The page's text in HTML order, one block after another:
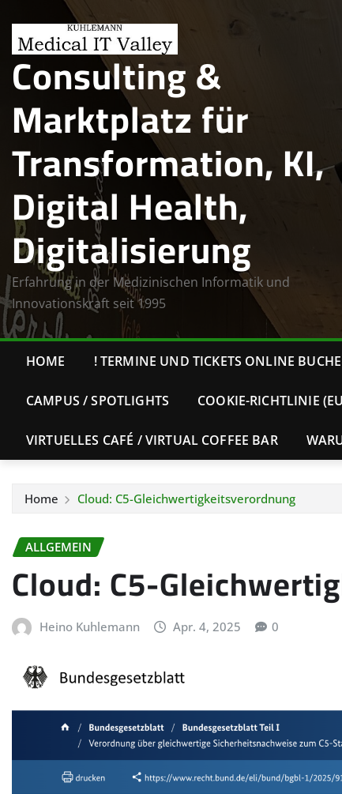
content
Consulting &
Marktplatz für
Transformation, KI,
Digital Health,
Digitalisierung
Erfahrung in der Medizinischen Informatik und
Innovationskraft seit 1995
HOME ! TERMINE UND TICKETS ONLINE
CAMPUS / SPOTLIGHTS COOKIE-RICHTLINIE
VIRTUELLES CAFÉ / VIRTUAL COFFEE BAR
Home Cloud: C5-Gleichwertigkeitsverordnung
ALLGEMEIN
Cloud: C5-
Heino Kuhlemann Apr. 4, 2025 0